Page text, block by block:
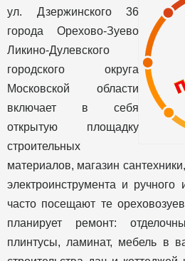
ул. Дзержинского 36
города Орехово-Зуево
Ликино-Дулевского
городского округа
Московской области
включает в себя
открытую площадку
строительных
материалов, магазин
электроинструмента и ручного
часто посещают те
планирует ремонт:
плинтусы, ламинат, мебель в